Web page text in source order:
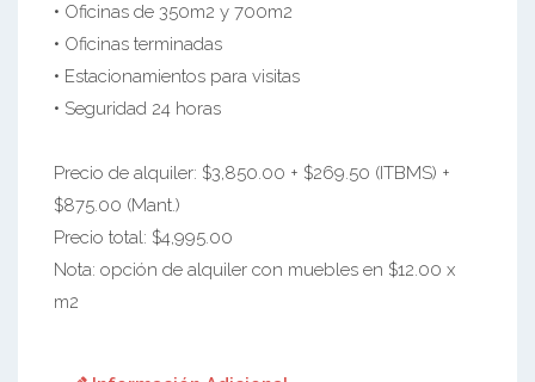
• Oficinas de 350m2 y 700m2
• Oficinas terminadas
• Estacionamientos para visitas
• Seguridad 24 horas
Precio de alquiler: $3,850.00 + $269.50 (ITBMS) +
$875.00 (Mant.)
Precio total: $4,995.00
Nota: opción de alquiler con muebles en $12.00 x
m2